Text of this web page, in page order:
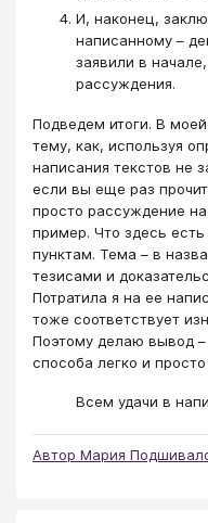
И, наконец,
написанному –
заявили в
рассуждения.
Подведем итоги. В
тему, как, используя
написания текстов не
если вы еще раз
просто рассуждение
пример. Что здесь
пунктам. Тема – в
тезисами и
Потратила я на ее
тоже соответствует
Поэтому делаю вывод
способа легко и просто
Всем удачи в
Автор Мария